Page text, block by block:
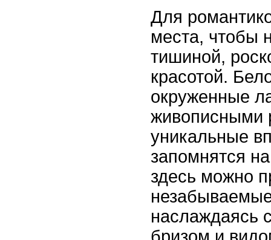
Для
места, чтобы
тишиной,
красотой.
окруженные
живописными
уникальные
запомнятся
здесь можно
наслаждаясь